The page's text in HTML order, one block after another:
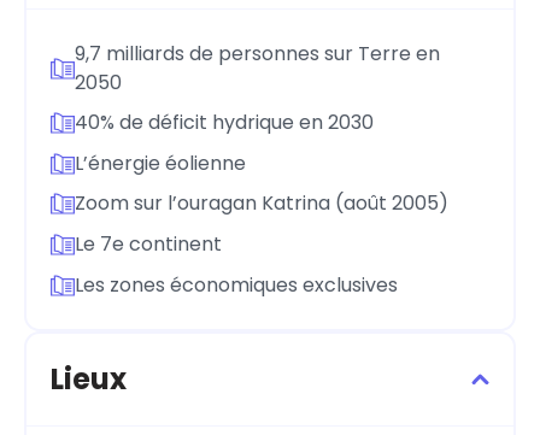
9,7 milliards de personnes sur Terre en
2050
40% de déficit hydrique en 2030
L’énergie éolienne
Zoom sur l’ouragan Katrina (août 2005)
Le 7e continent
Les zones économiques exclusives
Lieux